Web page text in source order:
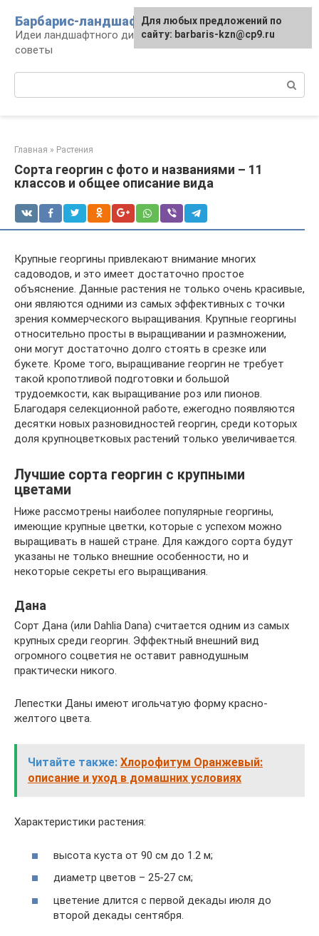
контенту
Барбарис-ландшафт
Идеи ландшафтного дизайна, правила и
советы
Главная » Растения
Сорта георгин с фото и названиями – 11
классов и общее описание вида
Крупные георгины привлекают внимание многих
садоводов, и это имеет достаточно простое
объяснение. Данные растения не только очень красивые,
они являются одними из самых эффективных с точки
зрения коммерческого выращивания. Крупные георгины
относительно просты в выращивании и размножении,
они могут достаточно долго стоять в срезке или
букете. Кроме того, выращивание георгин не требует
такой кропотливой подготовки и большой
трудоемкости, как выращивание роз или пионов.
Благодаря селекционной работе, ежегодно появляются
десятки новых разновидностей георгин, среди которых
доля крупноцветковых растений только увеличивается.
Лучшие сорта георгин с крупными
цветами
Ниже рассмотрены наиболее популярные георгины,
имеющие крупные цветки, которые с успехом можно
выращивать в нашей стране. Для каждого сорта будут
указаны не только внешние особенности, но и
некоторые секреты его выращивания.
Дана
Сорт Дана (или Dahlia Dana) считается одним из самых
крупных среди георгин. Эффектный внешний вид
огромного соцветия не оставит равнодушным
практически никого.
Лепестки Даны имеют игольчатую форму красно-
желтого цвета.
Читайте также: Хлорофитум Оранжевый:
описание и уход в домашних условиях
Характеристики растения:
высота куста от 90 см до 1.2 м;
диаметр цветов – 25-27 см;
цветение длится с первой декады июля до
второй декады сентября.
Для любых предложений по
сайту: barbaris-kzn@cp9.ru